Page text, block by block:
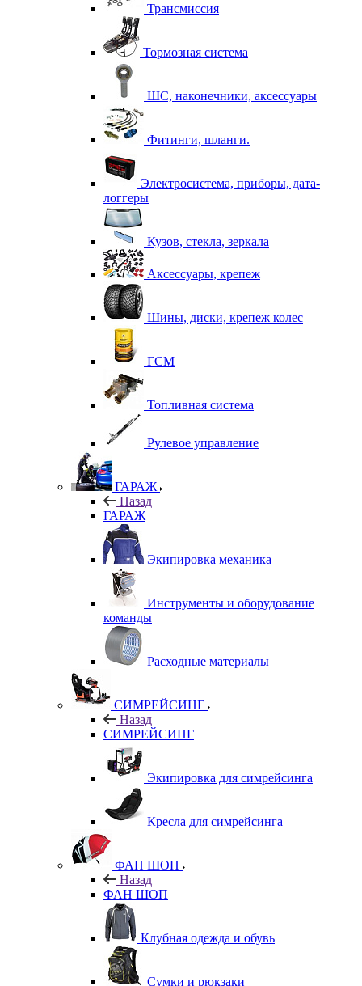
Трансмиссия
Тормозная система
ШС, наконечники, аксессуары
Фитинги, шланги.
Электросистема, приборы, дата-
логгеры
Кузов, стекла, зеркала
Аксессуары, крепеж
Шины, диски, крепеж колес
ГСМ
Топливная система
Рулевое управление
ГАРАЖ
Назад
ГАРАЖ
Экипировка механика
Инструменты и оборудование
команды
Расходные материалы
СИМРЕЙСИНГ
Назад
СИМРЕЙСИНГ
Экипировка для симрейсинга
Кресла для симрейсинга
ФАН ШОП
Назад
ФАН ШОП
Клубная одежда и обувь
Сумки и рюкзаки